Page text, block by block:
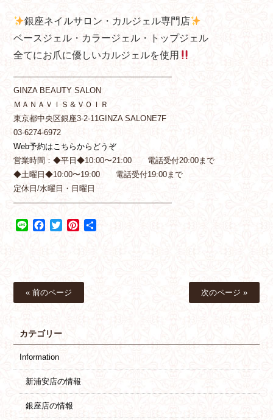
銀座ネイルサロン・カルジェル専門店
ベースジェル・カラージェル・トップジェル
全てにお爪に優しいカルジェルを使用
————————————————————
GINZA BEAUTY SALON
ＭＡＮＡＶＩＳ＆ＶＯＩＲ
東京都中央区銀座3-2-11GINZA SALONE7F
03-6274-6972
Web予約はこちらからどうぞ
営業時間：◆平日◆10:00〜21:00 電話受付20:00まで
◆土曜日◆10:00〜19:00 電話受付19:00まで
定休日/水曜日・日曜日
————————————————————
Line Facebook
TwitterPinterest
« 前のページ 次のページ »
カテゴリー
Information
新浦安店の情報
銀座店の情報